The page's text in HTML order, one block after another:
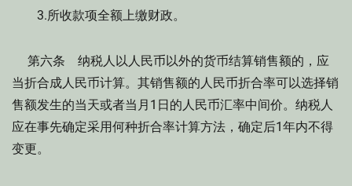
3.所收款项全额上缴财政。
第六条 纳税人以人民币以外的货币结算销售额的，应
当折合成人民币计算。其销售额的人民币折合率可以选择销
售额发生的当天或者当月1日的人民币汇率中间价。纳税人
应在事先确定采用何种折合率计算方法，确定后1年内不得
变更。